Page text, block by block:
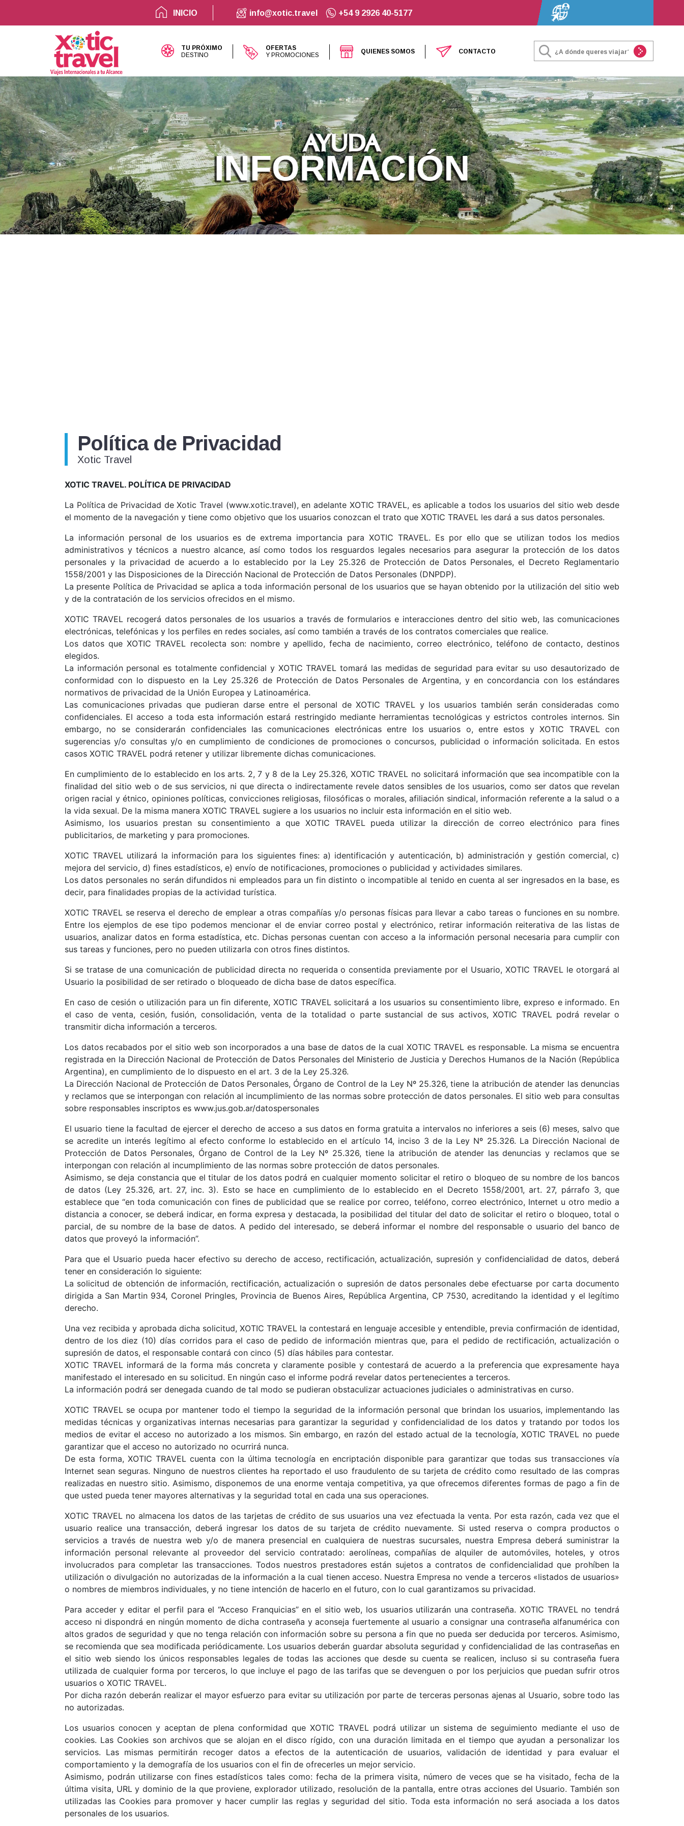
INICIO info@xotic.travel +54 9 2926 40-5177
TU PRÓXIMO
DESTINO
OFERTAS
Y PROMOCIONES
QUIENES SOMOS CONTACTO
Política de Privacidad
Xotic Travel
XOTIC TRAVEL. POLÍTICA DE PRIVACIDAD
La Política de Privacidad de Xotic Travel (www.xotic.travel), en adelante XOTIC TRAVEL, es aplicable a todos los usuarios del sitio web desde
el momento de la navegación y tiene como objetivo que los usuarios conozcan el trato que XOTIC TRAVEL les dará a sus datos personales.
La información personal de los usuarios es de extrema importancia para XOTIC TRAVEL. Es por ello que se utilizan todos los medios
administrativos y técnicos a nuestro alcance, así como todos los resguardos legales necesarios para asegurar la protección de los datos
personales y la privacidad de acuerdo a lo establecido por la Ley 25.326 de Protección de Datos Personales, el Decreto Reglamentario
1558/2001 y las Disposiciones de la Dirección Nacional de Protección de Datos Personales (DNPDP).
La presente Política de Privacidad se aplica a toda información personal de los usuarios que se hayan obtenido por la utilización del sitio web
y de la contratación de los servicios ofrecidos en el mismo.
XOTIC TRAVEL recogerá datos personales de los usuarios a través de formularios e interacciones dentro del sitio web, las comunicaciones
electrónicas, telefónicas y los perfiles en redes sociales, así como también a través de los contratos comerciales que realice.
Los datos que XOTIC TRAVEL recolecta son: nombre y apellido, fecha de nacimiento, correo electrónico, teléfono de contacto, destinos
elegidos.
La información personal es totalmente confidencial y XOTIC TRAVEL tomará las medidas de seguridad para evitar su uso desautorizado de
conformidad con lo dispuesto en la Ley 25.326 de Protección de Datos Personales de Argentina, y en concordancia con los estándares
normativos de privacidad de la Unión Europea y Latinoamérica.
Las comunicaciones privadas que pudieran darse entre el personal de XOTIC TRAVEL y los usuarios también serán consideradas como
confidenciales. El acceso a toda esta información estará restringido mediante herramientas tecnológicas y estrictos controles internos. Sin
embargo, no se considerarán confidenciales las comunicaciones electrónicas entre los usuarios o, entre estos y XOTIC TRAVEL con
sugerencias y/o consultas y/o en cumplimiento de condiciones de promociones o concursos, publicidad o información solicitada. En estos
casos XOTIC TRAVEL podrá retener y utilizar libremente dichas comunicaciones.
En cumplimiento de lo establecido en los arts. 2, 7 y 8 de la Ley 25.326, XOTIC TRAVEL no solicitará información que sea incompatible con la
finalidad del sitio web o de sus servicios, ni que directa o indirectamente revele datos sensibles de los usuarios, como ser datos que revelan
origen racial y étnico, opiniones políticas, convicciones religiosas, filosóficas o morales, afiliación sindical, información referente a la salud o a
la vida sexual. De la misma manera XOTIC TRAVEL sugiere a los usuarios no incluir esta información en el sitio web.
Asimismo, los usuarios prestan su consentimiento a que XOTIC TRAVEL pueda utilizar la dirección de correo electrónico para fines
publicitarios, de marketing y para promociones.
XOTIC TRAVEL utilizará la información para los siguientes fines: a) identificación y autenticación, b) administración y gestión comercial, c)
mejora del servicio, d) fines estadísticos, e) envío de notificaciones, promociones o publicidad y actividades similares.
Los datos personales no serán difundidos ni empleados para un fin distinto o incompatible al tenido en cuenta al ser ingresados en la base, es
decir, para finalidades propias de la actividad turística.
XOTIC TRAVEL se reserva el derecho de emplear a otras compañías y/o personas físicas para llevar a cabo tareas o funciones en su nombre.
Entre los ejemplos de ese tipo podemos mencionar el de enviar correo postal y electrónico, retirar información reiterativa de las listas de
usuarios, analizar datos en forma estadística, etc. Dichas personas cuentan con acceso a la información personal necesaria para cumplir con
sus tareas y funciones, pero no pueden utilizarla con otros fines distintos.
Si se tratase de una comunicación de publicidad directa no requerida o consentida previamente por el Usuario, XOTIC TRAVEL le otorgará al
Usuario la posibilidad de ser retirado o bloqueado de dicha base de datos específica.
En caso de cesión o utilización para un fin diferente, XOTIC TRAVEL solicitará a los usuarios su consentimiento libre, expreso e informado. En
el caso de venta, cesión, fusión, consolidación, venta de la totalidad o parte sustancial de sus activos, XOTIC TRAVEL podrá revelar o
transmitir dicha información a terceros.
Los datos recabados por el sitio web son incorporados a una base de datos de la cual XOTIC TRAVEL es responsable. La misma se encuentra
registrada en la Dirección Nacional de Protección de Datos Personales del Ministerio de Justicia y Derechos Humanos de la Nación (República
Argentina), en cumplimiento de lo dispuesto en el art. 3 de la Ley 25.326.
La Dirección Nacional de Protección de Datos Personales, Órgano de Control de la Ley Nº 25.326, tiene la atribución de atender las denuncias
y reclamos que se interpongan con relación al incumplimiento de las normas sobre protección de datos personales. El sitio web para consultas
sobre responsables inscriptos es www.jus.gob.ar/datospersonales
El usuario tiene la facultad de ejercer el derecho de acceso a sus datos en forma gratuita a intervalos no inferiores a seis (6) meses, salvo que
se acredite un interés legítimo al efecto conforme lo establecido en el artículo 14, inciso 3 de la Ley Nº 25.326. La Dirección Nacional de
Protección de Datos Personales, Órgano de Control de la Ley Nº 25.326, tiene la atribución de atender las denuncias y reclamos que se
interpongan con relación al incumplimiento de las normas sobre protección de datos personales.
Asimismo, se deja constancia que el titular de los datos podrá en cualquier momento solicitar el retiro o bloqueo de su nombre de los bancos
de datos (Ley 25.326, art. 27, inc. 3). Esto se hace en cumplimiento de lo establecido en el Decreto 1558/2001, art. 27, párrafo 3, que
establece que “en toda comunicación con fines de publicidad que se realice por correo, teléfono, correo electrónico, Internet u otro medio a
distancia a conocer, se deberá indicar, en forma expresa y destacada, la posibilidad del titular del dato de solicitar el retiro o bloqueo, total o
parcial, de su nombre de la base de datos. A pedido del interesado, se deberá informar el nombre del responsable o usuario del banco de
datos que proveyó la información”.
Para que el Usuario pueda hacer efectivo su derecho de acceso, rectificación, actualización, supresión y confidencialidad de datos, deberá
tener en consideración lo siguiente:
La solicitud de obtención de información, rectificación, actualización o supresión de datos personales debe efectuarse por carta documento
dirigida a San Martin 934, Coronel Pringles, Provincia de Buenos Aires, República Argentina, CP 7530, acreditando la identidad y el legítimo
derecho.
Una vez recibida y aprobada dicha solicitud, XOTIC TRAVEL la contestará en lenguaje accesible y entendible, previa confirmación de identidad,
dentro de los diez (10) días corridos para el caso de pedido de información mientras que, para el pedido de rectificación, actualización o
supresión de datos, el responsable contará con cinco (5) días hábiles para contestar.
XOTIC TRAVEL informará de la forma más concreta y claramente posible y contestará de acuerdo a la preferencia que expresamente haya
manifestado el interesado en su solicitud. En ningún caso el informe podrá revelar datos pertenecientes a terceros.
La información podrá ser denegada cuando de tal modo se pudieran obstaculizar actuaciones judiciales o administrativas en curso.
XOTIC TRAVEL se ocupa por mantener todo el tiempo la seguridad de la información personal que brindan los usuarios, implementando las
medidas técnicas y organizativas internas necesarias para garantizar la seguridad y confidencialidad de los datos y tratando por todos los
medios de evitar el acceso no autorizado a los mismos. Sin embargo, en razón del estado actual de la tecnología, XOTIC TRAVEL no puede
garantizar que el acceso no autorizado no ocurrirá nunca.
De esta forma, XOTIC TRAVEL cuenta con la última tecnología en encriptación disponible para garantizar que todas sus transacciones vía
Internet sean seguras. Ninguno de nuestros clientes ha reportado el uso fraudulento de su tarjeta de crédito como resultado de las compras
realizadas en nuestro sitio. Asimismo, disponemos de una enorme ventaja competitiva, ya que ofrecemos diferentes formas de pago a fin de
que usted pueda tener mayores alternativas y la seguridad total en cada una sus operaciones.
XOTIC TRAVEL no almacena los datos de las tarjetas de crédito de sus usuarios una vez efectuada la venta. Por esta razón, cada vez que el
usuario realice una transacción, deberá ingresar los datos de su tarjeta de crédito nuevamente. Si usted reserva o compra productos o
servicios a través de nuestra web y/o de manera presencial en cualquiera de nuestras sucursales, nuestra Empresa deberá suministrar la
información personal relevante al proveedor del servicio contratado: aerolíneas, compañías de alquiler de automóviles, hoteles, y otros
involucrados para completar las transacciones. Todos nuestros prestadores están sujetos a contratos de confidencialidad que prohíben la
utilización o divulgación no autorizadas de la información a la cual tienen acceso. Nuestra Empresa no vende a terceros «listados de usuarios»
o nombres de miembros individuales, y no tiene intención de hacerlo en el futuro, con lo cual garantizamos su privacidad.
Para acceder y editar el perfil para el “Acceso Franquicias” en el sitio web, los usuarios utilizarán una contraseña. XOTIC TRAVEL no tendrá
acceso ni dispondrá en ningún momento de dicha contraseña y aconseja fuertemente al usuario a consignar una contraseña alfanumérica con
altos grados de seguridad y que no tenga relación con información sobre su persona a fin que no pueda ser deducida por terceros. Asimismo,
se recomienda que sea modificada periódicamente. Los usuarios deberán guardar absoluta seguridad y confidencialidad de las contraseñas en
el sitio web siendo los únicos responsables legales de todas las acciones que desde su cuenta se realicen, incluso si su contraseña fuera
utilizada de cualquier forma por terceros, lo que incluye el pago de las tarifas que se devenguen o por los perjuicios que puedan sufrir otros
usuarios o XOTIC TRAVEL.
Por dicha razón deberán realizar el mayor esfuerzo para evitar su utilización por parte de terceras personas ajenas al Usuario, sobre todo las
no autorizadas.
Los usuarios conocen y aceptan de plena conformidad que XOTIC TRAVEL podrá utilizar un sistema de seguimiento mediante el uso de
cookies. Las Cookies son archivos que se alojan en el disco rígido, con una duración limitada en el tiempo que ayudan a personalizar los
servicios. Las mismas permitirán recoger datos a efectos de la autenticación de usuarios, validación de identidad y para evaluar el
comportamiento y la demografía de los usuarios con el fin de ofrecerles un mejor servicio.
Asimismo, podrán utilizarse con fines estadísticos tales como: fecha de la primera visita, número de veces que se ha visitado, fecha de la
última visita, URL y dominio de la que proviene, explorador utilizado, resolución de la pantalla, entre otras acciones del Usuario. También son
utilizadas las Cookies para promover y hacer cumplir las reglas y seguridad del sitio. Toda esta información no será asociada a los datos
personales de los usuarios.